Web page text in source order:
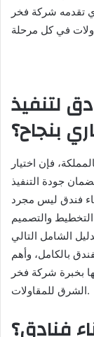
تقدمه شركة فخر
لتنفيذ
بنجاح؟
فإن اختيار
جودة التنفيذ
فندق ليس مجرد
والتصميم
الشامل التالي
بالكامل، وأهم
بخبرة شركة فخر
الشرق للمقاولات.
فنادق؟